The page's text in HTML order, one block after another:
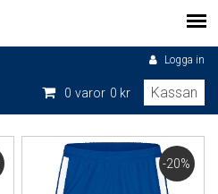
Logga in
0 varor 0 kr Kassan
-20%